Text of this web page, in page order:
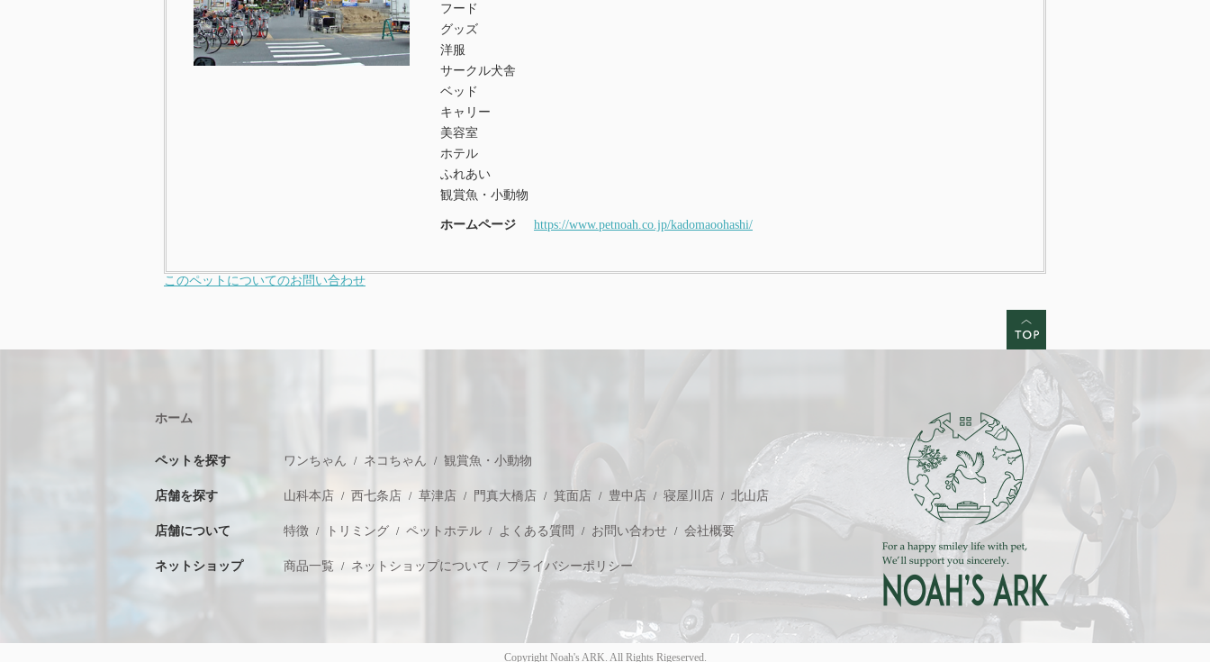
フード
グッズ
洋服
サークル犬舎
ベッド
キャリー
美容室
ホテル
ふれあい
観賞魚・小動物
ホームページ https://www.petnoah.co.jp/kadomaoohashi/
このペットについてのお問い合わせ
ホーム
ペットを探す ワンちゃん ネコちゃん 観賞魚・小動物
店舗を探す 山科本店 西七条店 草津店 門真大橋店 箕面店 豊中店 寝屋川店 北山店
店舗について 特徴 トリミング ペットホテル よくある質問 お問い合わせ 会社概要
ネットショップ 商品一覧 ネットショップについて プライバシーポリシー
Copyright Noah's ARK. All Rights Rigeserved.